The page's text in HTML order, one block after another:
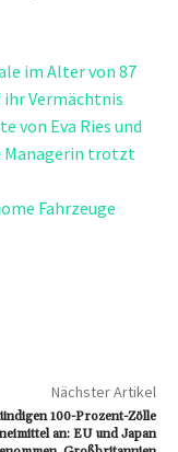
im Alter von 87
Vermächtnis
von Eva Ries und
Managerin trotzt
Fahrzeuge
Nächster Artikel
100-Prozent-Zölle
an: EU und Japan